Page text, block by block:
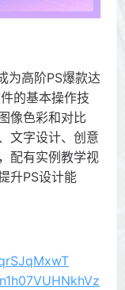
为高阶PS爆款达
的基本操作技
像色彩和对比
文字设计、创意
配有实例教学视
升PS设计能